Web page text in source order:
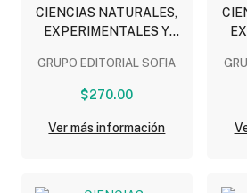
CIENCIAS NATURALES,
EXPERIMENTALES Y
INVITACION LA CIENCIA.
NATURALEZA DE LA
GRUPO EDITORIAL SOFIA
$270.00
Ver más información